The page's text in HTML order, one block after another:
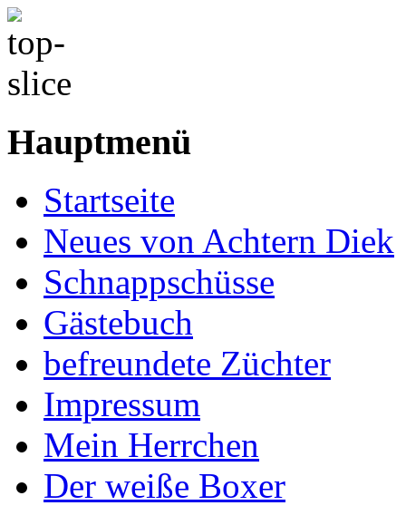
Hauptmenü
Startseite
Neues von Achtern Diek
Schnappschüsse
Gästebuch
befreundete Züchter
Impressum
Mein Herrchen
Der weiße Boxer